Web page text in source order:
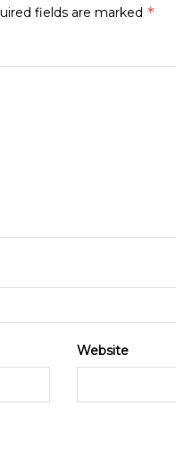
fields are marked *
Website